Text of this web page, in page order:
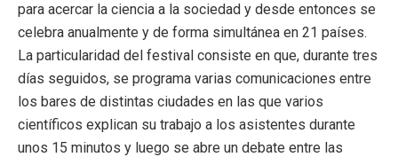
para acercar la ciencia a la sociedad y desde entonces se
celebra anualmente y de forma simultánea en 21 países.
La particularidad del festival consiste en que, durante tres
días seguidos, se programa varias comunicaciones entre
los bares de distintas ciudades en las que varios
científicos explican su trabajo a los asistentes durante
unos 15 minutos y luego se abre un debate entre las